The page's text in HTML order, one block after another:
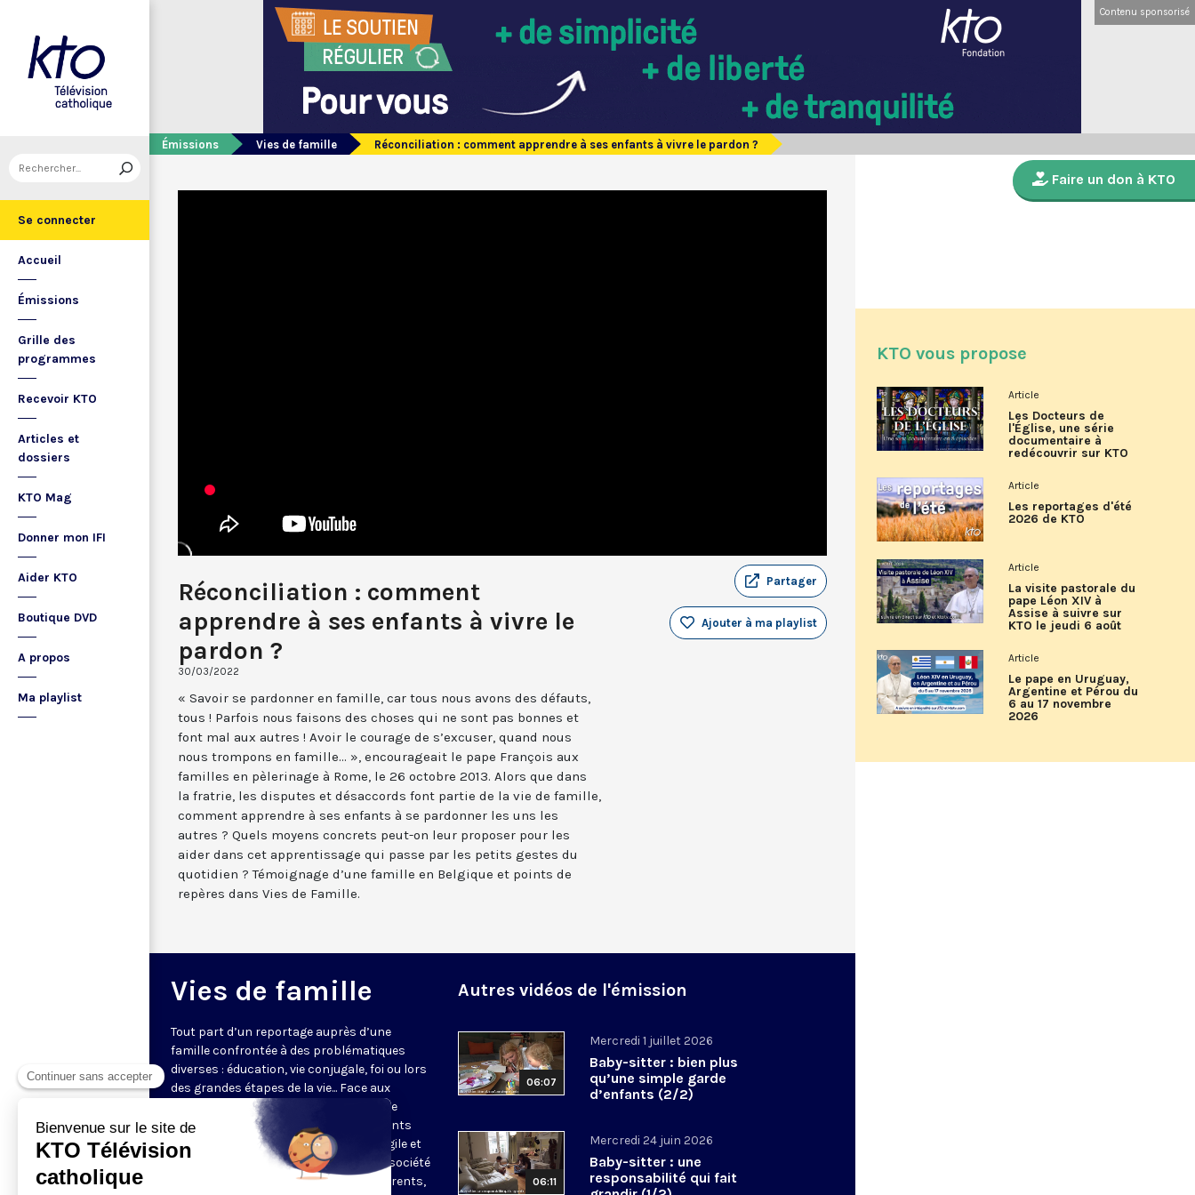
Se connecter
Accueil
Émissions
Grille des
programmes
Recevoir KTO
Articles et
dossiers
KTO Mag
Donner mon IFI
Aider KTO
Boutique DVD
A propos
Ma playlist
Contenu sponsorisé
Émissions Vies de famille Réconciliation : comment apprendre à ses enfants à vivre le pardon ?
Réconciliation : comment
apprendre à ses enfants à vivre le
pardon ?
30/03/2022
Partager
Ajouter à ma playlist
« Savoir se pardonner en famille, car tous nous avons des défauts,
tous ! Parfois nous faisons des choses qui ne sont pas bonnes et
font mal aux autres ! Avoir le courage de s’excuser, quand nous
nous trompons en famille... », encourageait le pape François aux
familles en pèlerinage à Rome, le 26 octobre 2013. Alors que dans
la fratrie, les disputes et désaccords font partie de la vie de famille,
comment apprendre à ses enfants à se pardonner les uns les
autres ? Quels moyens concrets peut-on leur proposer pour les
aider dans cet apprentissage qui passe par les petits gestes du
quotidien ? Témoignage d’une famille en Belgique et points de
repères dans Vies de Famille.
Vies de famille
Tout part d’un reportage auprès d’une
famille confrontée à des problématiques
diverses : éducation, vie conjugale, foi ou lors
des grandes étapes de la vie... Face aux
questions très concrètes, KTO propose
repères et conseils avec des intervenants
d'expérience qui s’appuient sur l’Evangile et
l’anthropologie chrétienne. Dans une société
en pleine évolution, jeunes couples, parents,
Autres vidéos de l'émission
06:07
Mercredi 1 juillet 2026
Baby-sitter : bien plus
qu’une simple garde
d’enfants (2/2)
06:11
Mercredi 24 juin 2026
Baby-sitter : une
responsabilité qui fait
Faire un don à KTO
KTO vous propose
Article
Les Docteurs de
l'Église, une série
documentaire à
redécouvrir sur KTO
Article
Les reportages d'été
2026 de KTO
Article
La visite pastorale du
pape Léon XIV à
Assise à suivre sur
KTO le jeudi 6 août
Article
Le pape en Uruguay,
Argentine et Pérou du
6 au 17 novembre
2026